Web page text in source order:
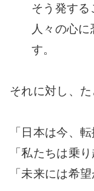
そう発する
人々の心
す。
それに対し、
「日本は今、
「私たちは乗
「未来には希望